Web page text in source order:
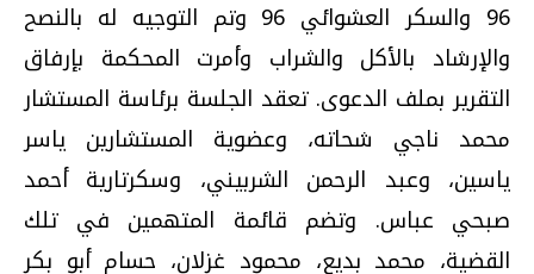
96 والسكر العشوائي 96 وتم التوجيه له بالنصح
والإرشاد بالأكل والشراب وأمرت المحكمة بإرفاق
التقرير بملف الدعوى. تعقد الجلسة برئاسة المستشار
محمد ناجي شحاته، وعضوية المستشارين ياسر
ياسين، وعبد الرحمن الشربيني، وسكرتارية أحمد
صبحي عباس. وتضم قائمة المتهمين في تلك
القضية، محمد بديع، محمود غزلان، حسام أبو بكر